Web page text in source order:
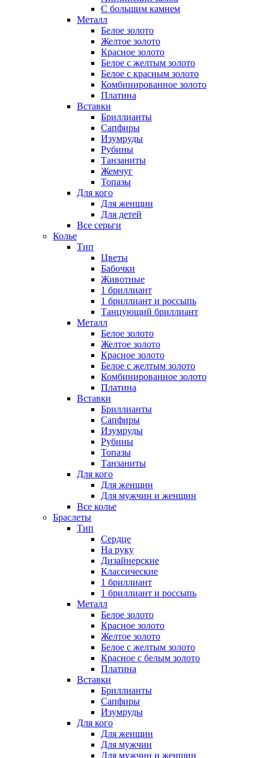
С большим камнем
Металл
Белое золото
Желтое золото
Красное золото
Белое с желтым золото
Белое с красным золото
Комбинированное золото
Платина
Вставки
Бриллианты
Сапфиры
Изумруды
Рубины
Танзаниты
Жемчуг
Топазы
Для кого
Для женщин
Для детей
Все серьги
Колье
Тип
Цветы
Бабочки
Животные
1 бриллиант
1 бриллиант и россыпь
Танцующий бриллиант
Металл
Белое золото
Желтое золото
Красное золото
Белое с желтым золото
Комбинированное золото
Платина
Вставки
Бриллианты
Сапфиры
Изумруды
Рубины
Топазы
Танзаниты
Для кого
Для женщин
Для мужчин и женщин
Все колье
Браслеты
Тип
Сердце
На руку
Дизайнерские
Классические
1 бриллиант
1 бриллиант и россыпь
Металл
Белое золото
Красное золото
Желтое золото
Белое с желтым золото
Красное с белым золото
Платина
Вставки
Бриллианты
Сапфиры
Изумруды
Для кого
Для женщин
Для мужчин
Для мужчин и женщин